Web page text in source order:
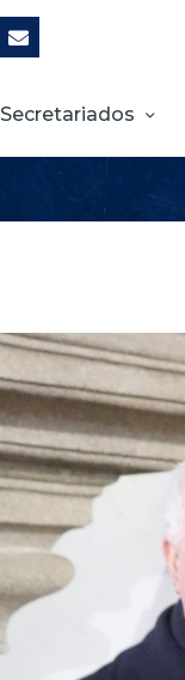
Secretariados